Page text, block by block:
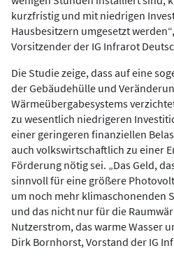
kurzfristig und mit niedrigen
Hausbesitzern umgesetzt
Vorsitzender der IG Infrarot
Die Studie zeige, dass auf eine
der Gebäudehülle und
Wärmeübergabesystems
zu wesentlich niedrigeren
einer geringeren finanziellen
auch volkswirtschaftlich zu einer
Förderung nötig sei. „Das Geld,
sinnvoll für eine größere
um noch mehr klimaschonenden
und das nicht nur für die
Nutzerstrom, das warme Wasser
Dirk Bornhorst, Vorstand der IG